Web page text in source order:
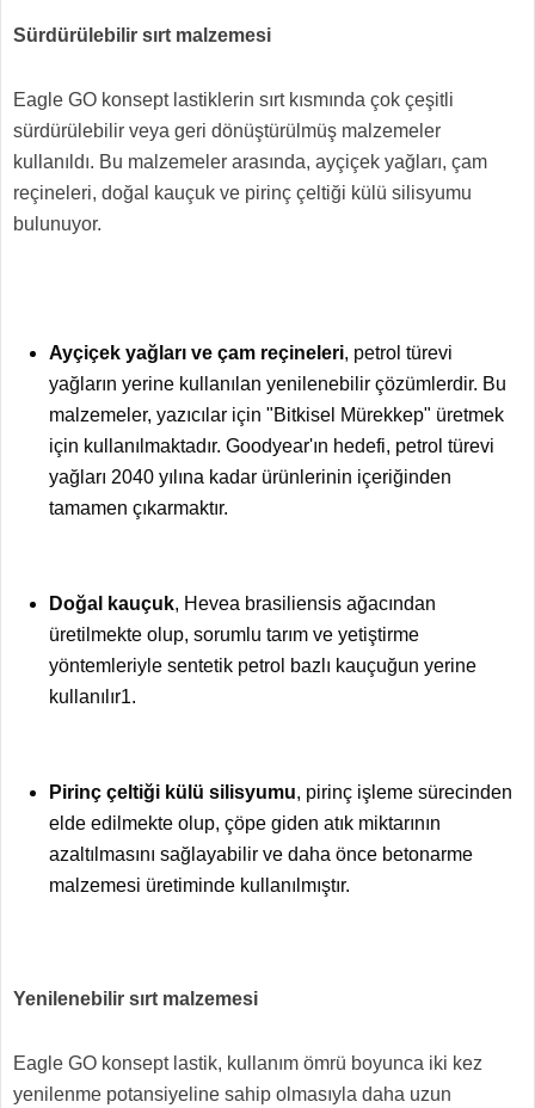
Sürdürülebilir sırt malzemesi
Eagle GO konsept lastiklerin sırt kısmında çok çeşitli
sürdürülebilir veya geri dönüştürülmüş malzemeler
kullanıldı. Bu malzemeler arasında, ayçiçek yağları, çam
reçineleri, doğal kauçuk ve pirinç çeltiği külü silisyumu
bulunuyor.
Ayçiçek yağları ve çam reçineleri, petrol türevi
yağların yerine kullanılan yenilenebilir çözümlerdir. Bu
malzemeler, yazıcılar için "Bitkisel Mürekkep" üretmek
için kullanılmaktadır. Goodyear'ın hedefi, petrol türevi
yağları 2040 yılına kadar ürünlerinin içeriğinden
tamamen çıkarmaktır.
Doğal kauçuk, Hevea brasiliensis ağacından
üretilmekte olup, sorumlu tarım ve yetiştirme
yöntemleriyle sentetik petrol bazlı kauçuğun yerine
kullanılır1.
Pirinç çeltiği külü silisyumu, pirinç işleme sürecinden
elde edilmekte olup, çöpe giden atık miktarının
azaltılmasını sağlayabilir ve daha önce betonarme
malzemesi üretiminde kullanılmıştır.
Yenilenebilir sırt malzemesi
Eagle GO konsept lastik, kullanım ömrü boyunca iki kez
yenilenme potansiyeline sahip olmasıyla daha uzun